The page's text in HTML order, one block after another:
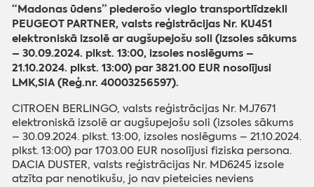
“Madonas ūdens” piederošo vieglo transportlīdzekli
PEUGEOT PARTNER, valsts reģistrācijas Nr. KU451
elektroniskā izsolē ar augšupejošu soli (izsoles sākums
– 30.09.2024. plkst. 13:00, izsoles noslēgums –
21.10.2024. plkst. 13:00) par 3821.00 EUR nosolījusi
LMK,SIA (Reģ.nr. 40003256597).
CITROEN BERLINGO, valsts reģistrācijas Nr. MJ7671
elektroniskā izsolē ar augšupejošu soli (izsoles sākums
– 30.09.2024. plkst. 13:00, izsoles noslēgums – 21.10.2024.
plkst. 13:00) par 1703.00 EUR nosolījusi fiziska persona.
DACIA DUSTER, valsts reģistrācijas Nr. MD6245 izsole
atzīta par nenotikušu, jo nav pieteicies neviens